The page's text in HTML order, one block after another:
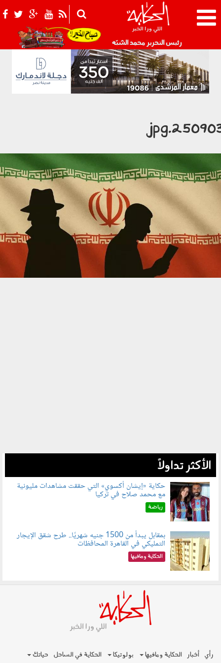
رئيس التحرير محمد الشبّه 021_2.png
الأكثر تداولاً
080802.jpg
حكاية «إيشان أكسوي» التي حققت مشاهدات مليونية
مع محمد صلاح في تركيا
رياضة
080801.jpg
بمقابل يبدأ من 1500 جنيه شهريًا.. طرح شقق الإيجار
التمليكي في القاهرة المحافظات
الحكاية ومافيها
رأي أخبار الحكاية ومافيها بولوتيكا الحكاية في الساحل حياتك